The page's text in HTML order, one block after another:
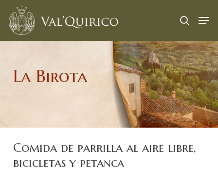
Skip
main
search
Menu
La Birota
Comida de parrilla al aire libre,
bicicletas y petanca